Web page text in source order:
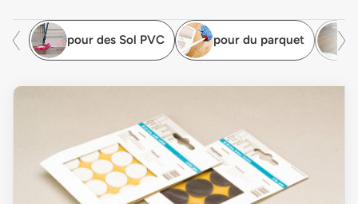
pour des Sol PVC pour du parquet